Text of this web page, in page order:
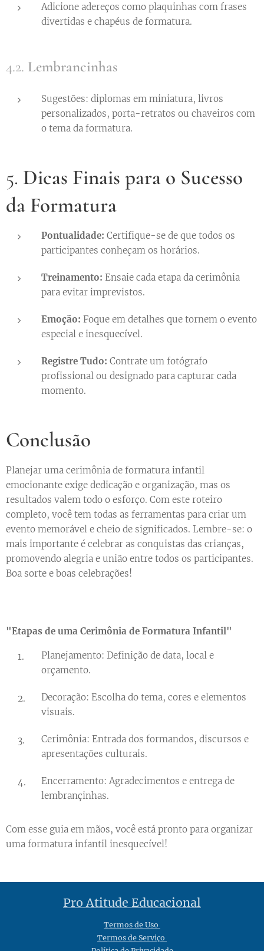
Adicione adereços como plaquinhas com frases
divertidas e chapéus de formatura.
4.2. Lembrancinhas
Sugestões: diplomas em miniatura, livros
personalizados, porta-retratos ou chaveiros com
o tema da formatura.
5. Dicas Finais para o Sucesso
da Formatura
Pontualidade: Certifique-se de que todos os
participantes conheçam os horários.
Treinamento: Ensaie cada etapa da cerimônia
para evitar imprevistos.
Emoção: Foque em detalhes que tornem o evento
especial e inesquecível.
Registre Tudo: Contrate um fotógrafo
profissional ou designado para capturar cada
momento.
Conclusão
Planejar uma cerimônia de formatura infantil
emocionante exige dedicação e organização, mas os
resultados valem todo o esforço. Com este roteiro
completo, você tem todas as ferramentas para criar um
evento memorável e cheio de significados. Lembre-se: o
mais importante é celebrar as conquistas das crianças,
promovendo alegria e união entre todos os participantes.
Boa sorte e boas celebrações!
"Etapas de uma Cerimônia de Formatura Infantil"
Planejamento: Definição de data, local e
orçamento.
Decoração: Escolha do tema, cores e elementos
visuais.
Cerimônia: Entrada dos formandos, discursos e
apresentações culturais.
Encerramento: Agradecimentos e entrega de
lembrançinhas.
Com esse guia em mãos, você está pronto para organizar
uma formatura infantil inesquecível!
Pro Atitude Educacional
Termos de Uso
Termos de Serviço